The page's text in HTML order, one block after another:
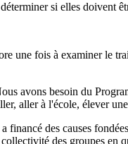
si elles doivent
une fois à examiner le
avons besoin du
aller à l'école, élever
des causes
des groupes en